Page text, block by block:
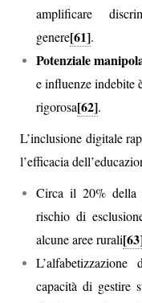
amplificare
genere[61].
Potenziale
e influenze indebite
rigorosa[62].
L’inclusione digitale
l’efficacia
Circa il 20% della
rischio di
alcune aree rurali
capacità di gestire